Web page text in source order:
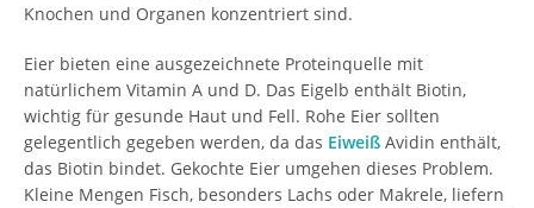
Knochen und Organen konzentriert sind.
Eier bieten eine ausgezeichnete Proteinquelle mit
natürlichem Vitamin A und D. Das Eigelb enthält Biotin,
wichtig für gesunde Haut und Fell. Rohe Eier sollten
gelegentlich gegeben werden, da das Eiweiß Avidin enthält,
das Biotin bindet. Gekochte Eier umgehen dieses Problem.
Kleine Mengen Fisch, besonders Lachs oder Makrele, liefern